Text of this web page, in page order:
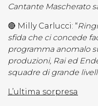
Cantante Mascherato
🔴 Milly Carlucci: “
sfida che ci concede
programma anomalo
produzioni, Rai ed
squadre di grande
L’ultima sorpresa